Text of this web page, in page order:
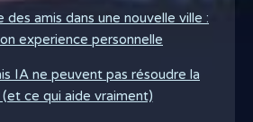
amis dans une nouvelle ville :
experience personnelle
IA ne peuvent pas résoudre la
ce qui aide vraiment)